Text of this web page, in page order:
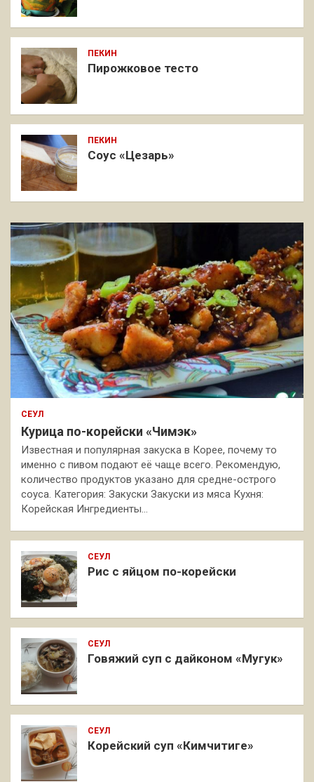
ПЕКИН
Пирожковое тесто
ПЕКИН
Соус «Цезарь»
СЕУЛ
Курица по-корейски «Чимэк»
Известная и популярная закуска в Корее, почему то
именно с пивом подают её чаще всего. Рекомендую,
количество продуктов указано для средне-острого
соуса. Категория: Закуски Закуски из мяса Кухня:
Корейская Ингредиенты…
СЕУЛ
Рис с яйцом по-корейски
СЕУЛ
Говяжий суп с дайконом «Мугук»
СЕУЛ
Корейский суп «Кимчитиге»